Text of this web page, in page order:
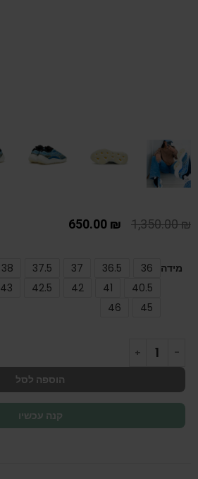
1,350.00₪
650.00 ₪
מידה 36
36.5
37
37.5
38
40.5
41
42
42.5
43
45
46
הוספה לסל
קנה עכשיו